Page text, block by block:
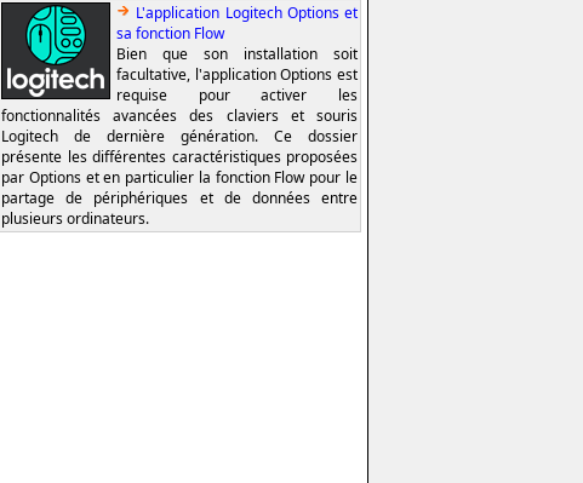
L'application Logitech Options et
sa fonction Flow
Bien que son installation soit
facultative, l'application Options est
requise pour activer les
fonctionnalités avancées des claviers et souris
Logitech de dernière génération. Ce dossier
présente les différentes caractéristiques proposées
par Options et en particulier la fonction Flow pour le
partage de périphériques et de données entre
plusieurs ordinateurs.